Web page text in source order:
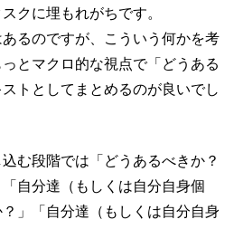
クに埋もれがちです。
るのですが、こういう何かを考
とマクロ的な視点で「どうある
トとしてまとめるのが良いでし
む段階では「どうあるべきか？
「自分達（もしくは自分自身個
」「自分達（もしくは自分自身